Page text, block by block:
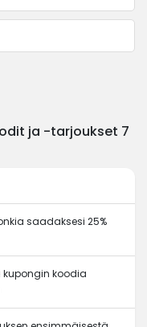
ja -tarjoukset 7
saadaksesi 25%
kupongin koodia